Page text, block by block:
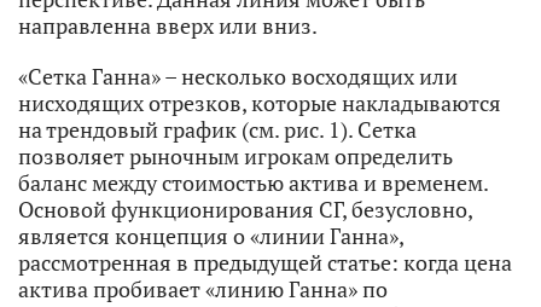
направленна вверх или вниз.
«Сетка Ганна» – несколько восходящих или
нисходящих отрезков, которые накладываются
на трендовый график (см. рис. 1). Сетка
позволяет рыночным игрокам определить
баланс между стоимостью актива и временем.
Основой функционирования СГ, безусловно,
является концепция о «линии Ганна»,
рассмотренная в предыдущей статье: когда цена
актива пробивает «линию Ганна» по